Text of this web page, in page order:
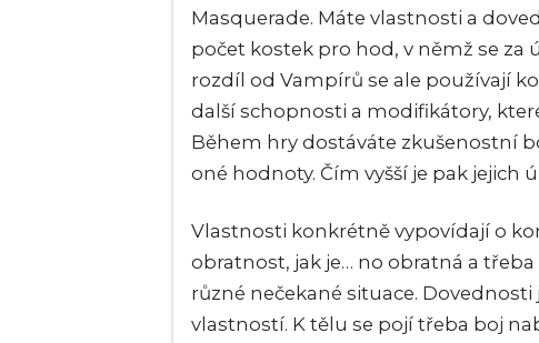
Masquerade. Máte vlastnosti a
počet kostek pro hod, v němž se za
rozdíl od Vampírů se ale používají
další schopnosti a modifikátory,
Během hry dostáváte zkušenostní
oné hodnoty. Čím vyšší je pak jejich
Vlastnosti konkrétně vypovídají o
obratnost, jak je… no obratná a
různé nečekané situace.
vlastností. K tělu se pojí třeba boj